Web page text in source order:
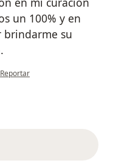
un 100% y en
brindarme su
en opinión del usuario Valeria
Reportar
anteriores